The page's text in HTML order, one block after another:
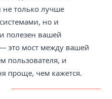
не только лучше
но и
полезен вашей
это мост между вашей
пользователя, и
проще, чем кажется.